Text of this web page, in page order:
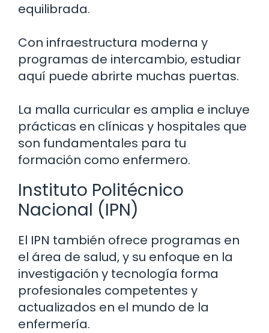
equilibrada.
Con infraestructura moderna y
programas de intercambio, estudiar
aquí puede abrirte muchas puertas.
La malla curricular es amplia e incluye
prácticas en clínicas y hospitales que
son fundamentales para tu
formación como enfermero.
Instituto Politécnico
Nacional (IPN)
El IPN también ofrece programas en
el área de salud, y su enfoque en la
investigación y tecnología forma
profesionales competentes y
actualizados en el mundo de la
enfermería.